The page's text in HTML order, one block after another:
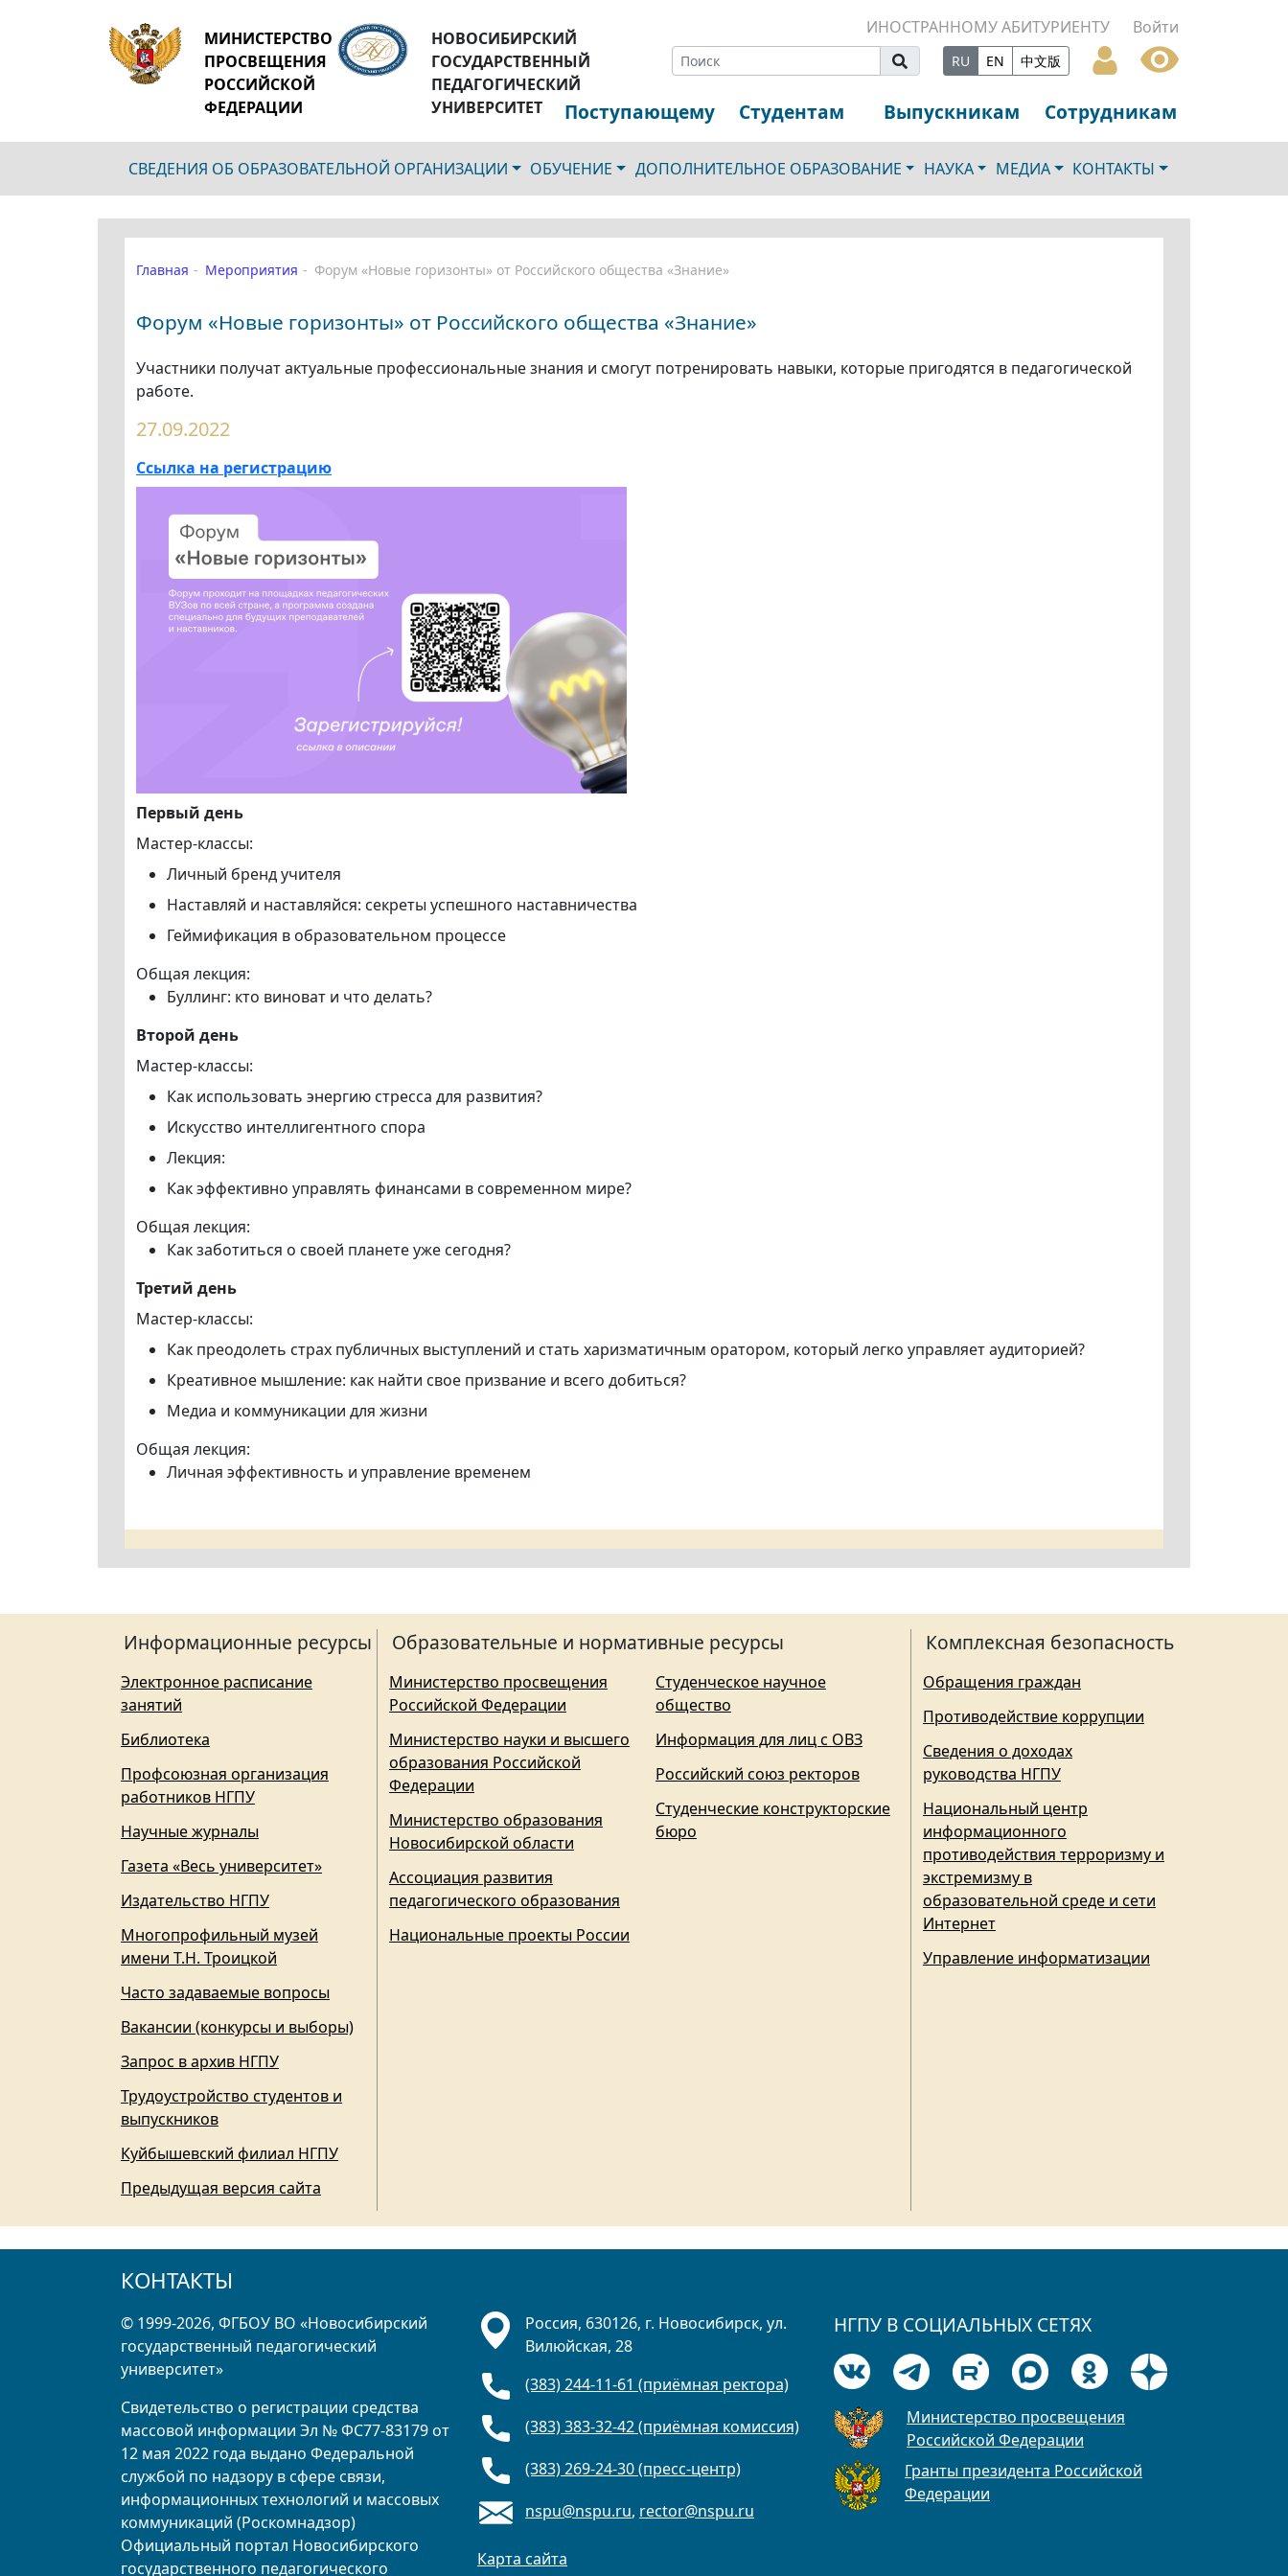
МИНИСТЕРСТВО
ПРОСВЕЩЕНИЯ
РОССИЙСКОЙ
ФЕДЕРАЦИИ
НОВОСИБИРСКИЙ
ГОСУДАРСТВЕННЫЙ
ПЕДАГОГИЧЕСКИЙ
УНИВЕРСИТЕТ
ИНОСТРАННОМУ АБИТУРИЕНТУ Войти
RU EN 中文版
Поступающему Студентам Выпускникам Сотрудникам
СВЕДЕНИЯ ОБ ОБРАЗОВАТЕЛЬНОЙ ОРГАНИЗАЦИИ ОБУЧЕНИЕ ДОПОЛНИТЕЛЬНОЕ ОБРАЗОВАНИЕ НАУКА МЕДИА КОНТАКТЫ
Главная Мероприятия Форум «Новые горизонты» от Российского общества «Знание»
Форум «Новые горизонты» от Российского общества «Знание»
Участники получат актуальные профессиональные знания и смогут потренировать навыки, которые пригодятся в педагогической
работе.
27.09.2022
Ссылка на регистрацию
Первый день
Мастер-классы:
Личный бренд учителя
Наставляй и наставляйся: секреты успешного наставничества
Геймификация в образовательном процессе
Общая лекция:
Буллинг: кто виноват и что делать?
Второй день
Мастер-классы:
Как использовать энергию стресса для развития?
Искусство интеллигентного спора
Лекция:
Как эффективно управлять финансами в современном мире?
Общая лекция:
Как заботиться о своей планете уже сегодня?
Третий день
Мастер-классы:
Как преодолеть страх публичных выступлений и стать харизматичным оратором, который легко управляет аудиторией?
Креативное мышление: как найти свое призвание и всего добиться?
Медиа и коммуникации для жизни
Общая лекция:
Личная эффективность и управление временем
Информационные ресурсы
Электронное расписание
занятий
Библиотека
Профсоюзная организация
работников НГПУ
Научные журналы
Газета «Весь университет»
Издательство НГПУ
Многопрофильный музей
имени Т.Н. Троицкой
Часто задаваемые вопросы
Вакансии (конкурсы и выборы)
Запрос в архив НГПУ
Трудоустройство студентов и
выпускников
Куйбышевский филиал НГПУ
Предыдущая версия сайта
Образовательные и нормативные ресурсы
Министерство просвещения
Российской Федерации
Министерство науки и высшего
образования Российской
Федерации
Министерство образования
Новосибирской области
Ассоциация развития
педагогического образования
Национальные проекты России
Студенческое научное
общество
Информация для лиц с ОВЗ
Российский союз ректоров
Студенческие конструкторские
бюро
Комплексная безопасность
Обращения граждан
Противодействие коррупции
Сведения о доходах
руководства НГПУ
Национальный центр
информационного
противодействия терроризму и
экстремизму в
образовательной среде и сети
Интернет
Управление информатизации
КОНТАКТЫ
© 1999-2026, ФГБОУ ВО «Новосибирский
государственный педагогический
университет»
Свидетельство о регистрации средства
массовой информации Эл № ФС77-83179 от
12 мая 2022 года выдано Федеральной
службой по надзору в сфере связи,
информационных технологий и массовых
коммуникаций (Роскомнадзор)
Официальный портал Новосибирского
государственного педагогического
Россия, 630126, г. Новосибирск, ул.
Вилюйская, 28
(383) 244-11-61 (приёмная ректора)
(383) 383-32-42 (приёмная комиссия)
(383) 269-24-30 (пресс-центр)
nspu@nspu.ru, rector@nspu.ru
Карта сайта
НГПУ В СОЦИАЛЬНЫХ СЕТЯХ
Министерство просвещения
Российской Федерации
Гранты президента Российской
Федерации